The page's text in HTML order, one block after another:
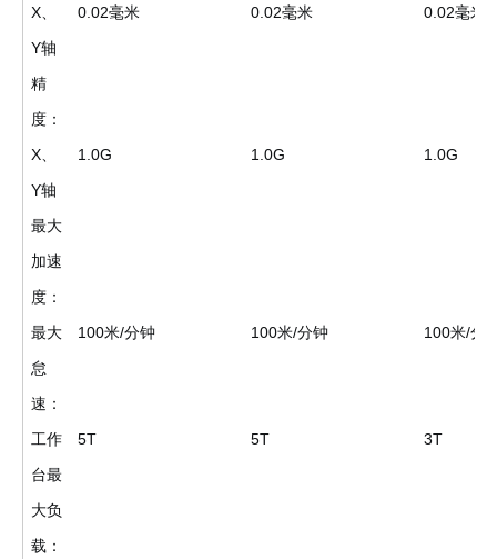
X、
Y轴
精
度：
0.02毫米 0.02毫米 0.02毫米
X、
Y轴
最大
加速
度：
1.0G 1.0G 1.0G
最大
怠
速：
100米/分钟 100米/分钟 100米/分
工作
台最
大负
载：
5T 5T 3T